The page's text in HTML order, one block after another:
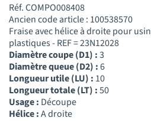
Réf. COMPO008408
Ancien code article : 100538570
Fraise avec hélice à droite pour
plastiques - REF = 23N12028
Diamètre coupe (D1) :3
Diamètre queue (D2) :6
Longueur utile (LU) : 10
Longueur totale (LT) :50
Usage : Découpe
Hélice :A droite